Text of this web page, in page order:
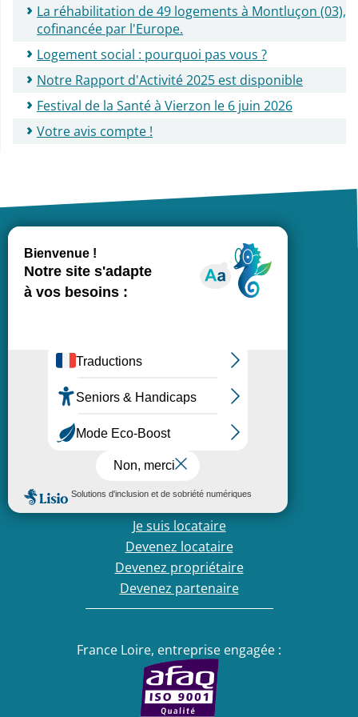
La réhabilitation de 49 logements à Montluçon (03),
cofinancée par l'Europe.
Logement social : pourquoi pas vous ?
Notre Rapport d'Activité 2025 est disponible
Festival de la Santé à Vierzon le 6 juin 2026
Votre avis compte !
N'hésitez pas à nous contacter
Contactez-nous
Je suis locataire
Devenez locataire
Devenez propriétaire
Devenez partenaire
France Loire, entreprise engagée :